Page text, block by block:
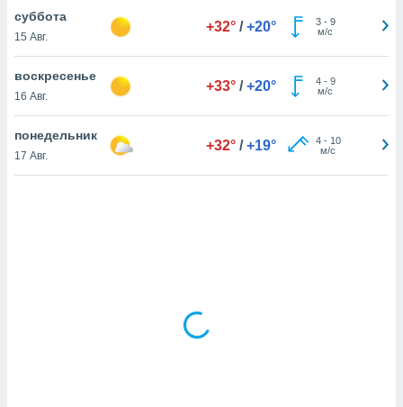
равно
нашим
суббота
15 Авг.
+32° / +20° 3- 9
м/с
воскресенье
16 Авг.
+33° / +20° 4- 9
м/с
понедельник
17 Авг.
+32° / +19° 4- 10
м/с